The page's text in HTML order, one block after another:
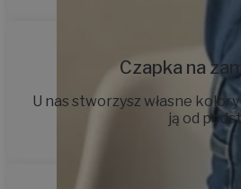
Czapka na
U nas stworzysz własne
ją od